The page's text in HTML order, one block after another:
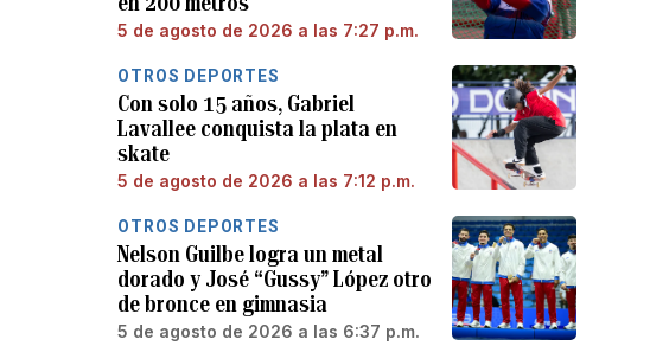
5 de agosto de 2026 a las 7:27 p.m.
OTROS DEPORTES
Con solo 15 años, Gabriel
Lavallee conquista la plata en
skate
5 de agosto de 2026 a las 7:12 p.m.
OTROS DEPORTES
Nelson Guilbe logra un metal
dorado y José “Gussy” López otro
de bronce en gimnasia
5 de agosto de 2026 a las 6:37 p.m.